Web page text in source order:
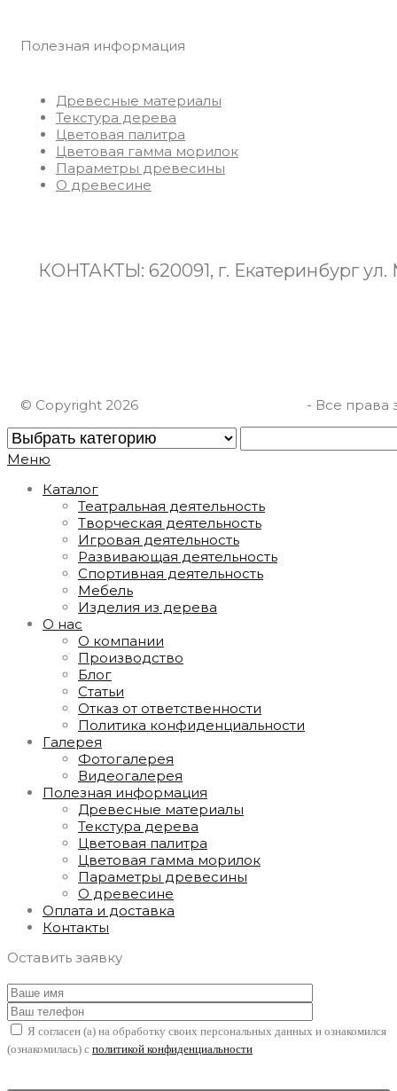
Полезная информация
Древесные материалы
Текстура дерева
Цветовая палитра
Цветовая гамма морилок
Параметры древесины
О древесине
КОНТАКТЫ: 620091, г. Екатеринбург
© Copyright 2026 - Все
Меню
Каталог
Театральная деятельность
Творческая деятельность
Игровая деятельность
Развивающая деятельность
Спортивная деятельность
Мебель
Изделия из дерева
О нас
О компании
Производство
Блог
Статьи
Отказ от ответственности
Политика конфиденциальности
Галерея
Фотогалерея
Видеогалерея
Полезная информация
Древесные материалы
Текстура дерева
Цветовая палитра
Цветовая гамма морилок
Параметры древесины
О древесине
Оплата и доставка
Контакты
Оставить заявку
Я согласен (а) на обработку своих персональных данных и ознакомился
(ознакомилась) с политикой конфиденциальности